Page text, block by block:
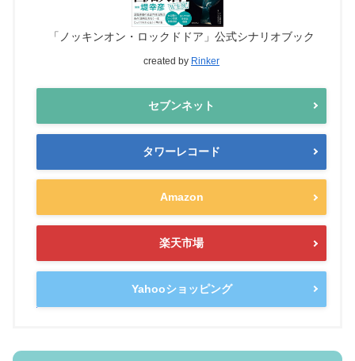
「ノッキンオン・ロックドドア」公式シナリオブック
created by Rinker
セブンネット
タワーレコード
Amazon
楽天市場
Yahooショッピング